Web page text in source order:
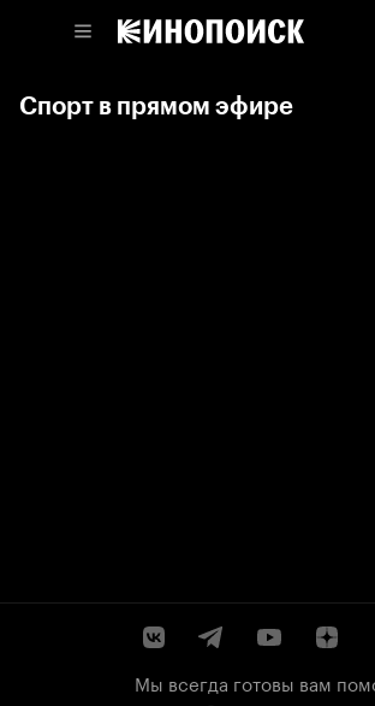
Спорт в прямом эфире
Мы всегда готовы вам